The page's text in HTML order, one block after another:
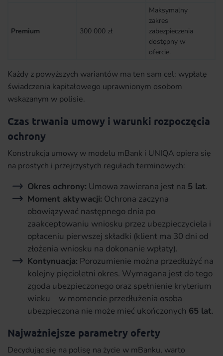
Premium 300 000 zł
Maksymalny
zakres
zabezpieczenia
dostępny w
ofercie.
Każdy z powyższych wariantów ma ten sam cel: wypłatę
świadczenia kapitałowego uprawnionym osobom
wskazanym w polisie.
Czas trwania umowy i warunki rozpoczęcia
ochrony
Konstrukcja umowy w modelu mBank i UNIQA opiera się
na prostych i przejrzystych regułach terminowych:
Okres ochrony: Umowa zawierana jest na 5 lat.
Moment aktywacji: Ochrona zaczyna
obowiązywać następnego dnia po
zaakceptowaniu wniosku przez ubezpieczyciela i
opłaceniu pierwszej składki (klient ma 30 dni od
złożenia wniosku na dokonanie wpłaty).
Kontynuacja: Porozumienie można przedłużyć na
kolejny pięcioletni okres. Wymagana jest do tego
zgoda ubezpieczonego oraz spełnienie kryterium
wieku – w momencie przedłużenia osoba
ubezpieczona nie może mieć ukończonych 65 lat.
Najważniejsze parametry oferty
Decydując się na polisę na życie w mBanku, warto